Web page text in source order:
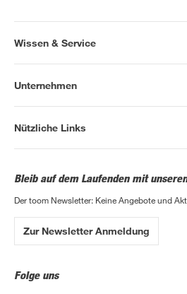
Wissen & Service
Unternehmen
Nützliche Links
Bleib auf dem Laufenden mit
Der toom Newsletter: Keine Angebote und
Zur Newsletter Anmeldung
Folge uns